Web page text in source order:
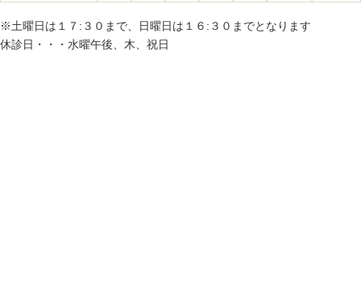
※土曜日は１７:３０まで、日曜日は１６:３０までとなります
休診日・・・水曜午後、木、祝日